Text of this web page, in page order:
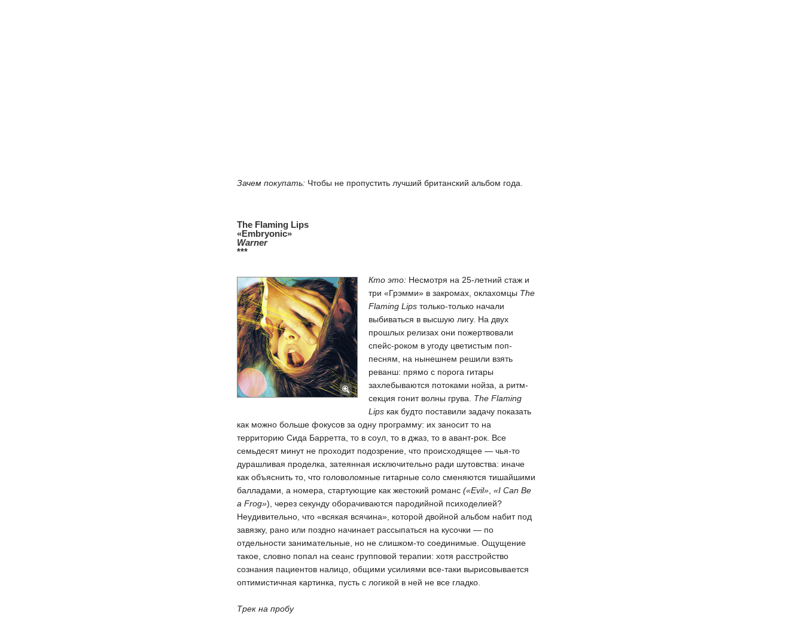
Зачем покупать: Чтобы не пропустить лучший британский альбом года.
The Flaming Lips
«Embryonic»
Warner
***
Кто это: Несмотря на 25-летний стаж и
три «Грэмми» в закромах, оклахомцы The
Flaming Lips только-только начали
выбиваться в высшую лигу. На двух
прошлых релизах они пожертвовали
спейс-роком в угоду цветистым поп-
песням, на нынешнем решили взять
реванш: прямо с порога гитары
захлебываются потоками нойза, а ритм-
секция гонит волны грува. The Flaming
Lips как будто поставили задачу показать
как можно больше фокусов за одну программу: их заносит то на
территорию Сида Барретта, то в соул, то в джаз, то в авант-рок. Все
семьдесят минут не проходит подозрение, что происходящее — чья-то
дурашливая проделка, затеянная исключительно ради шутовства: иначе
как объяснить то, что головоломные гитарные соло сменяются тишайшими
балладами, а номера, стартующие как жестокий романс («Evil» «I Can Be
a Frog»), через секунду оборачиваются пародийной психоделией?
Неудивительно, что «всякая всячина», которой двойной альбом набит под
завязку, рано или поздно начинает рассыпаться на кусочки — по
отдельности занимательные, но не слишком-то соединимые. Ощущение
такое, словно попал на сеанс групповой терапии: хотя расстройство
сознания пациентов налицо, общими усилиями все-таки вырисовывается
оптимистичная картинка, пусть с логикой в ней не все гладко.
Трек на пробу